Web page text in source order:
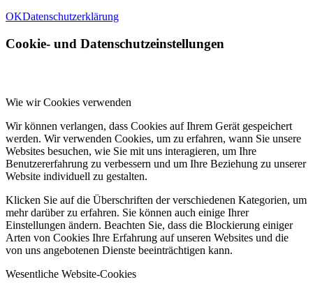
OKDatenschutzerklärung
Cookie- und Datenschutzeinstellungen
Wie wir Cookies verwenden
Wir können verlangen, dass Cookies auf Ihrem Gerät gespeichert
werden. Wir verwenden Cookies, um zu erfahren, wann Sie unsere
Websites besuchen, wie Sie mit uns interagieren, um Ihre
Benutzererfahrung zu verbessern und um Ihre Beziehung zu unserer
Website individuell zu gestalten.
Klicken Sie auf die Überschriften der verschiedenen Kategorien, um
mehr darüber zu erfahren. Sie können auch einige Ihrer
Einstellungen ändern. Beachten Sie, dass die Blockierung einiger
Arten von Cookies Ihre Erfahrung auf unseren Websites und die
von uns angebotenen Dienste beeinträchtigen kann.
Wesentliche Website-Cookies